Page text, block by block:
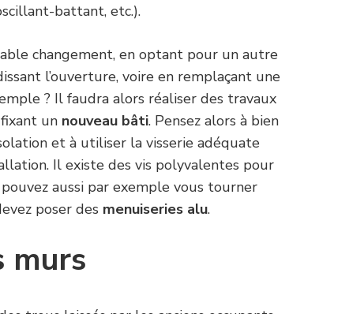
battant, etc.).
changement, en optant pour un autre
l’ouverture, voire en remplaçant une
? Il faudra alors réaliser des travaux
un nouveau bâti. Pensez alors à bien
et à utiliser la visserie adéquate
Il existe des vis polyvalentes pour
aussi par exemple vous tourner
poser des menuiseries alu.
murs